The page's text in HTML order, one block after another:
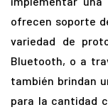
ofrecen soporte
variedad de
Bluetooth, o a
también brindan
para la cantidad